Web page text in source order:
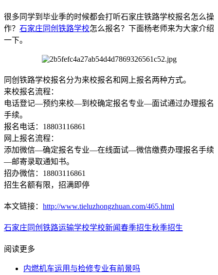
很多同学到毕业季的时候都会打听石家庄铁路学校报名怎么操
作？ 石家庄同创铁路学校怎么报名？下面杨老师来为大家介绍
一下。
同创铁路学校报名分为来校报名和网上报名两种方式。
来校报名流程：
电话登记—预约来校—到校确定报名专业—面试通过办理报名
手续。
报名电话：18803116861
网上报名流程：
添加微信—确定报名专业—在线面试—微信缴费办理报名手续
—邮寄录取通知书。
招办微信：18803116861
招生名额有限，招满即停
本文链接： http://www.tieluzhongzhuan.com/465.html
石家庄同创铁路运输学校学校新闻春季招生秋季招生
阅读更多
内燃机车运用与检修专业有前景吗